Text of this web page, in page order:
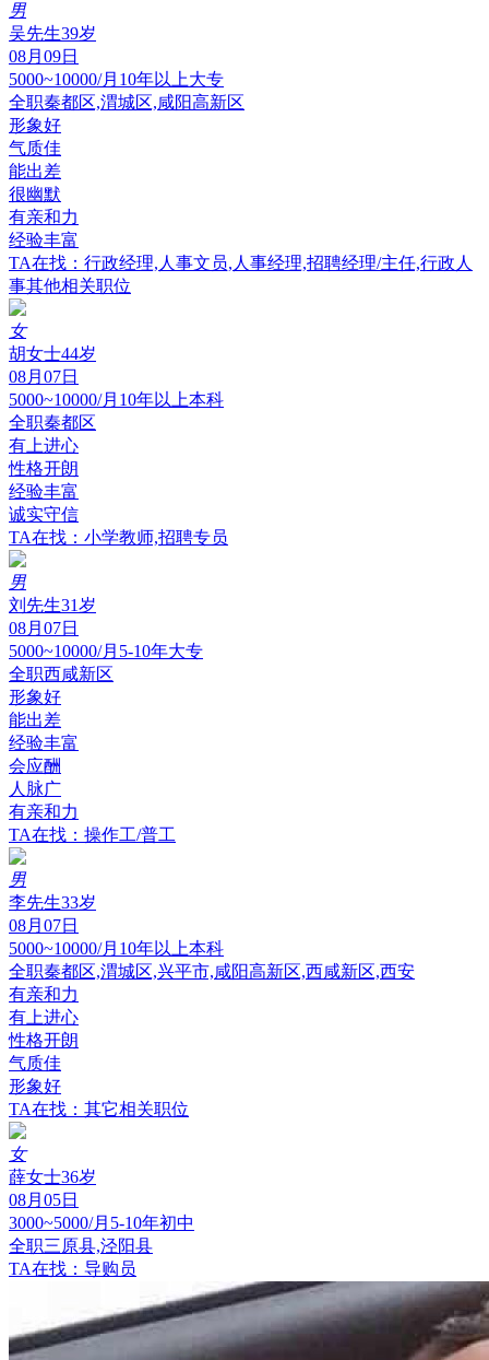
男
吴先生39岁
08月09日
5000~10000/月 10年以上大专
全职秦都区,渭城区,咸阳高新区
形象好
气质佳
能出差
很幽默
有亲和力
经验丰富
TA在找：行政经理,人事文员,人事经理,招聘经理/主任,行政人
事其他相关职位
女
胡女士44岁
08月07日
5000~10000/月 10年以上本科
全职秦都区
有上进心
性格开朗
经验丰富
诚实守信
TA在找：小学教师,招聘专员
男
刘先生31岁
08月07日
5000~10000/月 5-10年大专
全职西咸新区
形象好
能出差
经验丰富
会应酬
人脉广
有亲和力
TA在找：操作工/普工
男
李先生33岁
08月07日
5000~10000/月 10年以上本科
全职秦都区,渭城区,兴平市,咸阳高新区,西咸新区,西安
有亲和力
有上进心
性格开朗
气质佳
形象好
TA在找：其它相关职位
女
薛女士36岁
08月05日
3000~5000/月 5-10年初中
全职三原县,泾阳县
TA在找：导购员